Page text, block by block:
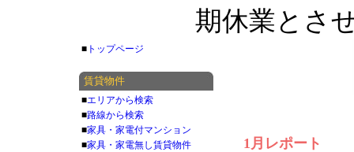
期休業とさ
1月レポート
■ トップページ
賃貸物件
■エリアから検索
■路線から検索
■家具・家電付マンション
■家具・家電無し賃貸物件